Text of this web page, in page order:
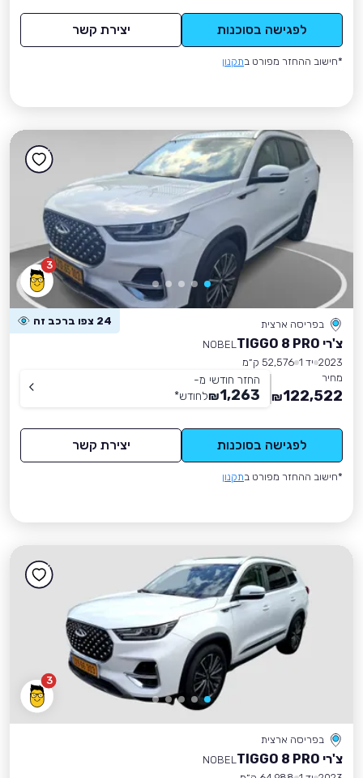
לפגישה בסוכנות יצירת קשר
*חישוב ההחזר מפורט בתקנון
3
בפריסה ארצית 24 צפו ברכב זה
צ'רי TIGGO 8 PRO
NOBEL
2023 יד 1
52,576 ק״מ
מחיר
122,522
₪
החזר חודשי מ-
1,263
₪לחודש*
לפגישה בסוכנות יצירת קשר
*חישוב ההחזר מפורט בתקנון
3
בפריסה ארצית
צ'רי TIGGO 8 PRO
NOBEL